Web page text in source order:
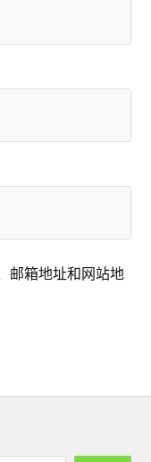
邮箱地址和网站地